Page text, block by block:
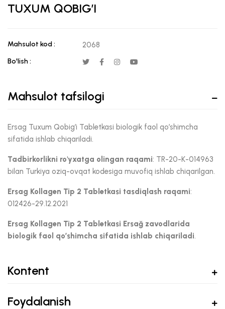
TUXUM QOBIG’I
Mahsulot kod : 2068
Bo'lish :
Mahsulot tafsilogi
Ersag Tuxum Qobig’i Tabletkasi biologik faol qo’shimcha
sifatida ishlab chiqariladi.
Tadbirkorlikni ro'yxatga olingan raqami: TR-20-K-014963
bilan Turkiya oziq-ovqat kodesiga muvofiq ishlab chiqarilgan.
Ersag Kollagen Tip 2 Tabletkasi tasdiqlash raqami:
012426-29.12.2021
Ersag Kollagen Tip 2 Tabletkasi Ersağ zavodlarida
biologik faol qo’shimcha sifatida ishlab chiqariladi.
Kontent
Foydalanish